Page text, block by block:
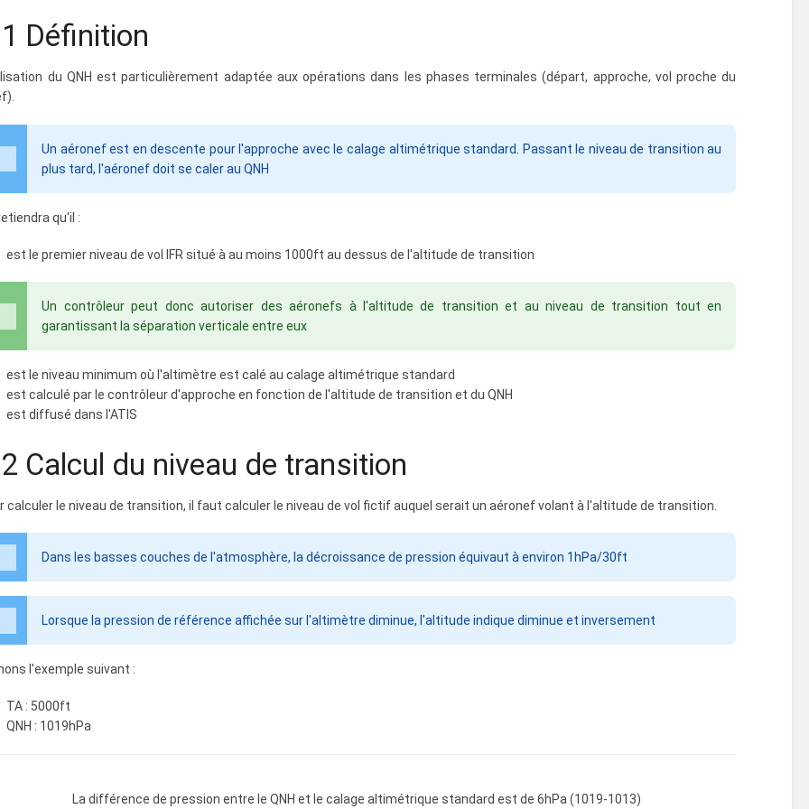
Définition
du QNH est particulièrement adaptée aux opérations dans les phases terminales (départ, approche, vol proche du
Un aéronef est en descente pour l'approche avec le calage altimétrique standard. Passant le niveau de transition au
plus tard, l'aéronef doit se caler au QNH
qu'il :
est le premier niveau de vol IFR situé à au moins 1000ft au dessus de l'altitude de transition
Un contrôleur peut donc autoriser des aéronefs à l'altitude de transition et au niveau de transition tout en
garantissant la séparation verticale entre eux
est le niveau minimum où l'altimètre est calé au calage altimétrique standard
est calculé par le contrôleur d'approche en fonction de l'altitude de transition et du QNH
est diffusé dans l'ATIS
Calcul du niveau de transition
calculer le niveau de transition, il faut calculer le niveau de vol fictif auquel serait un aéronef volant à l'altitude de transition.
Dans les basses couches de l'atmosphère, la décroissance de pression équivaut à environ 1hPa/30ft
Lorsque la pression de référence affichée sur l'altimètre diminue, l'altitude indique diminue et inversement
l'exemple suivant :
TA : 5000ft
QNH : 1019hPa
La différence de pression entre le QNH et le calage altimétrique standard est de 6hPa (1019-1013)